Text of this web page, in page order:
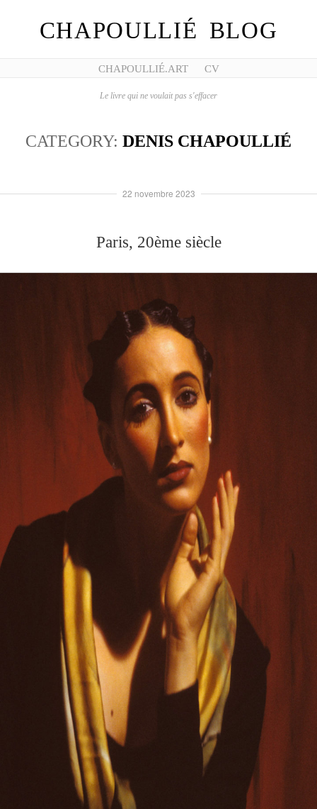
CHAPOULLIÉ BLOG
CHAPOULLIÉ.ART CV
Le livre qui ne voulait pas s'effacer
CATEGORY: DENIS CHAPOULLIÉ
22 novembre 2023
Paris, 20ème siècle